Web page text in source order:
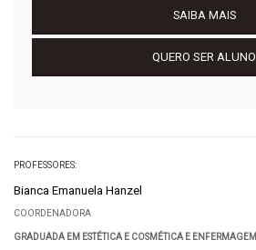
SAIBA MAIS
QUERO SER ALUNO
PROFESSORES:
Bianca Emanuela Hanzel
COORDENADORA
GRADUADA EM ESTÉTICA E COSMÉTICA E ENFERMAGEM